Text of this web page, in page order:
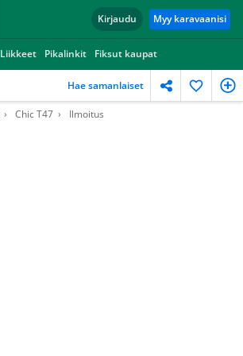
Kirjaudu Myy karavaanisi
Liikkeet Pikalinkit Fiksut kaupat
Hae samanlaiset
Chic T47 Ilmoitus